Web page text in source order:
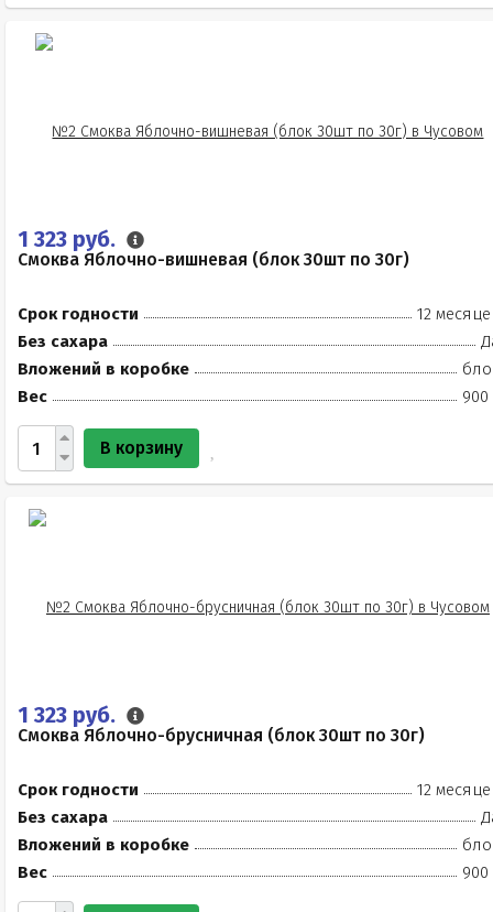
1 323 руб.
Смоква Яблочно-вишневая (блок 30шт по 30г)
Срок годности
12
Без сахара
Вложений в коробке
Вес
900
В корзину
1 323 руб.
Смоква Яблочно-брусничная (блок 30шт по 30г)
Срок годности
12
Без сахара
Вложений в коробке
Вес
900